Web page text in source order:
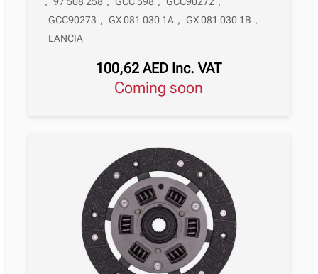
GCC90273 , GX 081 030 1A , GX 081 030 1B ,
LANCIA
100,62AED Inc. VAT
Coming soon